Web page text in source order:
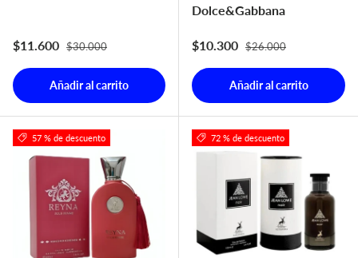
Precio de venta
$11.600 Precio normal
$30.000
Añadir al carrito
Dolce&Gabbana
Precio de venta
$10.300 Precio normal
$26.000
Añadir al carrito
57 % de descuento 72 % de descuento